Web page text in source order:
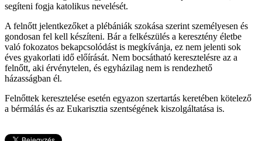
segíteni fogja katolikus nevelését.
A felnőtt jelentkezőket a plébániák szokása szerint személyesen és
gondosan fel kell készíteni. Bár a felkészülés a keresztény életbe
való fokozatos bekapcsolódást is megkívánja, ez nem jelenti sok
éves gyakorlati idő előírását. Nem bocsátható keresztelésre az a
felnőtt, aki érvénytelen, és egyházilag nem is rendezhető
házasságban él.
Felnőttek keresztelése esetén egyazon szertartás keretében kötelező
a bérmálás és az Eukarisztia szentségének kiszolgáltatása is.